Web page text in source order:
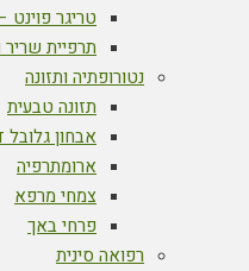
טריגר פוינט – trigger point therapy
תרפיית
נטורופתיה ותזונה
תזונה טבעית
אבחון גלובל
ארומתרפיה
צמחי מרפא
פרחי באך
רפואה סינית